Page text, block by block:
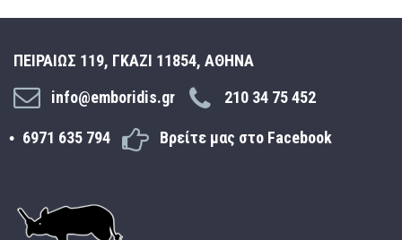
ΠΕΙΡΑΙΩΣ 119, ΓΚΑΖΙ 11854, ΑΘΗΝΑ
info@emboridis.gr
210 34 75 452
6971 635 794 Βρείτε μας στο Facebook